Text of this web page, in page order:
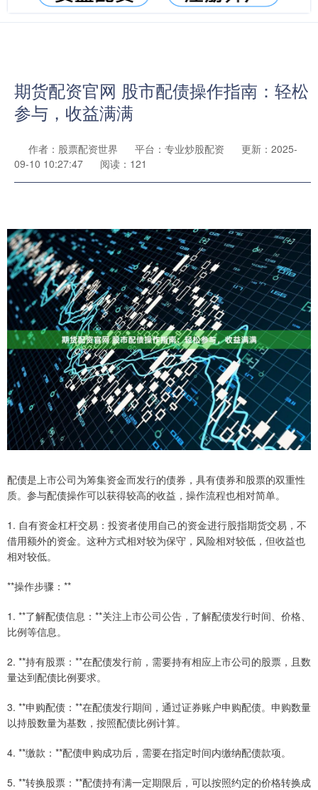
期货配资官网 股市配债操作指南：轻松
参与，收益满满
作者：股票配资世界 平台：专业炒股配资
更新：2025-
09-10 10:27:47
阅读：121
配债是上市公司为筹集资金而发行的债券，具有债券和股票的双重性
质。参与配债操作可以获得较高的收益，操作流程也相对简单。
1. 自有资金杠杆交易：投资者使用自己的资金进行股指期货交易，不
借用额外的资金。这种方式相对较为保守，风险相对较低，但收益也
相对较低。
**操作步骤：**
1. **了解配债信息：**关注上市公司公告，了解配债发行时间、价格、
比例等信息。
2. **持有股票：**在配债发行前，需要持有相应上市公司的股票，且数
量达到配债比例要求。
3. **申购配债：**在配债发行期间，通过证券账户申购配债。申购数量
以持股数量为基数，按照配债比例计算。
4. **缴款：**配债申购成功后，需要在指定时间内缴纳配债款项。
5. **转换股票：**配债持有满一定期限后，可以按照约定的价格转换成